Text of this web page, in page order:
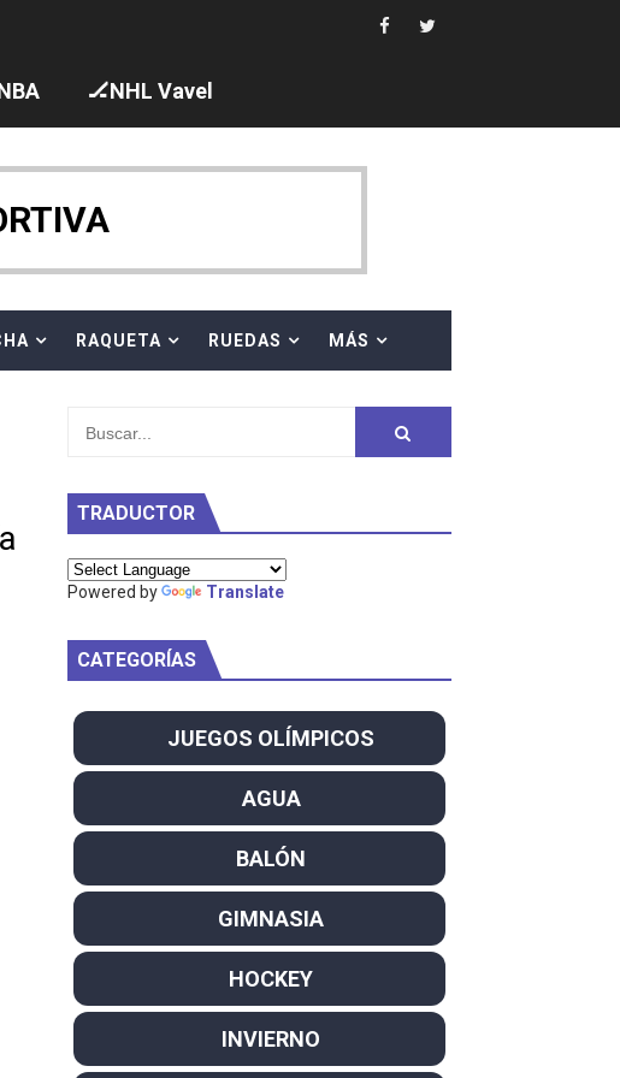
y Taddeucci. Ángela Martínez 5ª en 10km
junto al equipo neutral ruso, llevándose 8 medallas, seis para
por tríos en el Grand Slam Mexico
Vanity Project
Sina Frei dominan el Europeo
Bretaña se reparten el botín y Caetano Horta y Rodrigo Conde
ya son decacampeonas y quinto oro consecutivo
Champion
y 4 platas
en WWE
la AUSL
🏒NHL Vavel
RAQUETA RUEDAS MÁS
TRADUCTOR
Powered by Translate
CATEGORÍAS
JUEGOS OLÍMPICOS
AGUA
BALÓN
GIMNASIA
HOCKEY
INVIERNO